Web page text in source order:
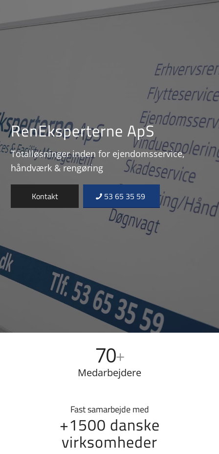
RenEksperterne ApS
Totalløsninger inden for ejendomsservice,
håndværk & rengøring
Kontakt 53 65 35 59
70+
Medarbejdere
Fast samarbejde med
+1500 danske
virksomheder